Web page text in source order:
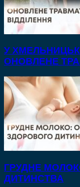
У
ОНОВЛЕНЕ
ГРУДНЕ
ДИТИНСТВА